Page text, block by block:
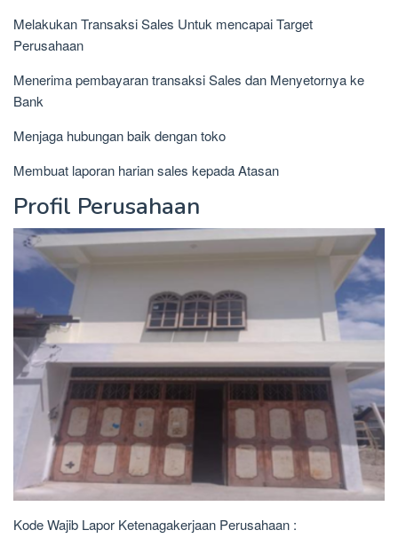
Melakukan Transaksi Sales Untuk mencapai Target
Perusahaan
Menerima pembayaran transaksi Sales dan Menyetornya ke
Bank
Menjaga hubungan baik dengan toko
Membuat laporan harian sales kepada Atasan
Profil Perusahaan
Kode Wajib Lapor Ketenagakerjaan Perusahaan :